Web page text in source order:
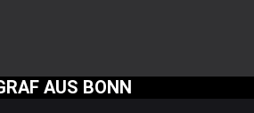
AUS BONN